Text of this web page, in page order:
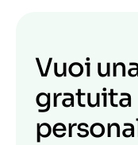
Vuoi
gratuita